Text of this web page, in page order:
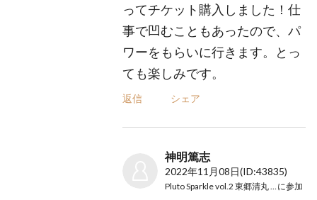
ってチケット購入しました！仕
事で凹むこともあったので、パ
ワーをもらいに行きます。とっ
ても楽しみです。
返信 シェア
神明篤志
2022年11月08日(ID:43835)
に参加